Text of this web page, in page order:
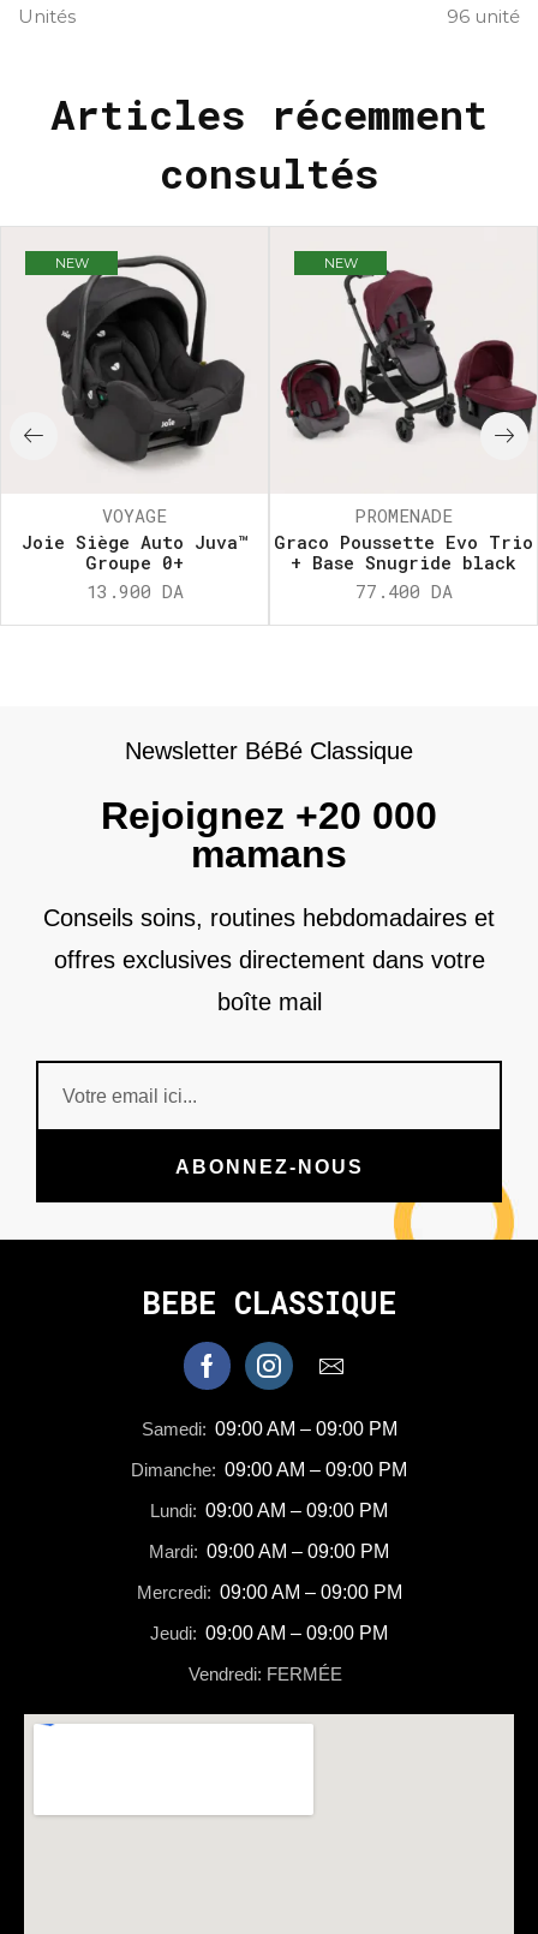
Unités 96 unité
Articles récemment
consultés
NEW
VOYAGE
Joie Siège Auto Juva™
Groupe 0+
13.900 DA
NEW
PROMENADE
Graco Poussette Evo Trio
+ Base Snugride black
77.400 DA
Newsletter BéBé Classique
Rejoignez +20 000
mamans
Conseils soins, routines hebdomadaires et
offres exclusives directement dans votre
boîte mail
ABONNEZ-NOUS
BEBE CLASSIQUE
Samedi: 09:00 AM – 09:00 PM
Dimanche: 09:00 AM – 09:00 PM
Lundi: 09:00 AM – 09:00 PM
Mardi: 09:00 AM – 09:00 PM
Mercredi: 09:00 AM – 09:00 PM
Jeudi: 09:00 AM – 09:00 PM
Vendredi: FERMÉE